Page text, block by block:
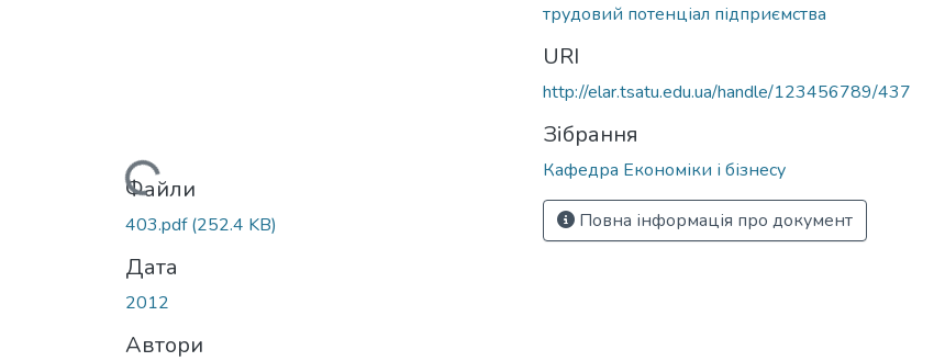
Вантажиться...
Файли
403.pdf(252.4 KB)
Дата
2012
Автори
трудовий потенціал підприємства
URI
http://elar.tsatu.edu.ua/handle/123456789/437
Зібрання
Кафедра Економіки і бізнесу
Повна інформація про документ